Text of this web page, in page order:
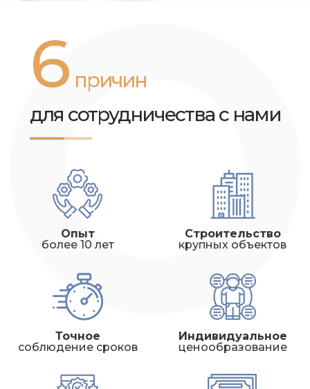
6 причин
для сотрудничества с нами
Опыт
более 10 лет
Строительство
крупных объектов
Точное
соблюдение сроков
Индивидуальное
ценообразование